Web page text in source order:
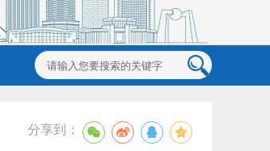
分享到：